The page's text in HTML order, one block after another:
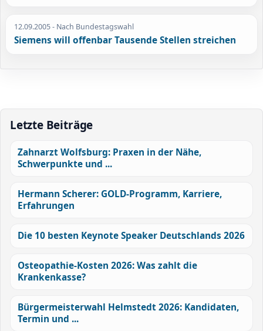
12.09.2005- Nach Bundestagswahl
Siemens will offenbar Tausende Stellen streichen
Letzte Beiträge
Zahnarzt Wolfsburg: Praxen in der Nähe,
Schwerpunkte und ...
Hermann Scherer: GOLD-Programm, Karriere,
Erfahrungen
Die 10 besten Keynote Speaker Deutschlands 2026
Osteopathie-Kosten 2026: Was zahlt die
Krankenkasse?
Bürgermeisterwahl Helmstedt 2026: Kandidaten,
Termin und ...